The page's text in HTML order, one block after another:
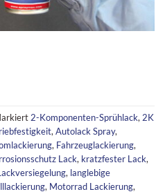
2-Komponenten-Sprühlack,2K
,Autolack Spray,
, Fahrzeuglackierung,
Lack, kratzfester Lack,
, langlebige
, Motorrad Lackierung,